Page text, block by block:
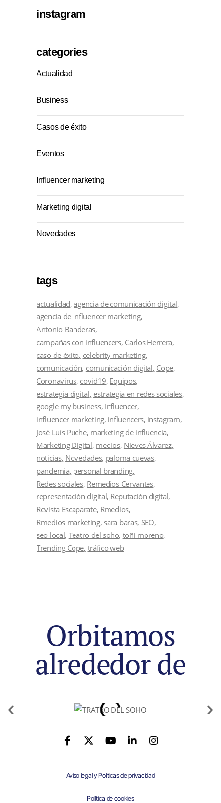
instagram
categories
Actualidad
Business
Casos de éxito
Eventos
Influencer marketing
Marketing digital
Novedades
tags
actualidad agencia de comunicación digital
agencia de influencer marketing
Antonio Banderas
campañas con influencers Carlos Herrera
caso de éxito celebrity marketing
comunicación comunicación digital Cope
Coronavirus covid19 Equipos
estrategia digital estrategia en redes sociales
google my business Influencer
influencer marketing influencers instagram
José Luís Puche marketing de influencia
Marketing Digital medios Nieves Álvarez
noticias Novedades paloma cuevas
pandemia personal branding
Redes sociales Remedios Cervantes
representación digital Reputación digital
Revista Escaparate Rmedios
Rmedios marketing sara baras SEO
seo local Teatro del soho toñi moreno
Trending Cope tráfico web
Orbitamos
alrededor de
Aviso legal y Políticas de privacidad
Política de cookies